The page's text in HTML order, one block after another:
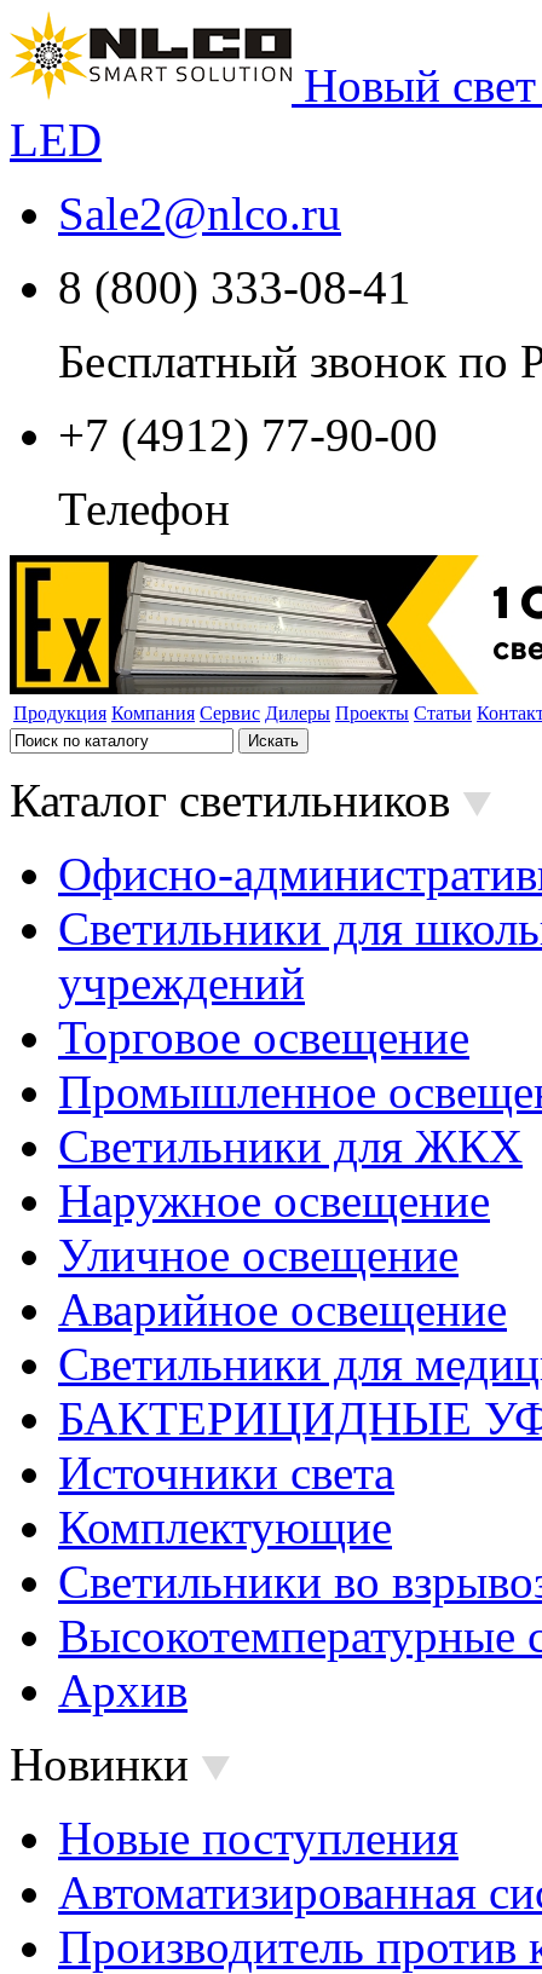
Новый
LED
Sale2@nlco.ru
8 (800) 333-08-41
Бесплатный звонок по
+7 (4912) 77-90-00
Телефон
Продукция Компания Сервис Дилеры Проекты Статьи
Каталог светильников
Офисно-
Светильники для
учреждений
Торговое освещение
Промышленное
Светильники для ЖКХ
Наружное освещение
Уличное освещение
Аварийное освещение
Светильники для
БАКТЕРИЦИДНЫЕ
Источники света
Комплектующие
Светильники во
Высокотемпературные
Архив
Новинки
Новые поступления
Автоматизированная
Производитель против